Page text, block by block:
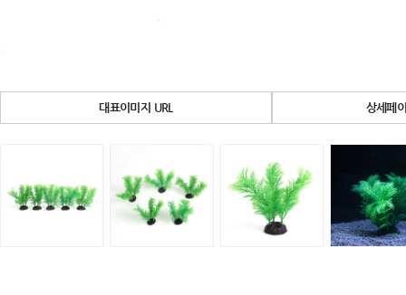
대표이미지 URL 상세페